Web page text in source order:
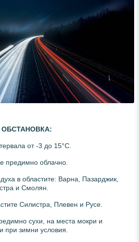
от -3 до 15°С.
предимно облачно.
в областите: Варна, Пазарджик,
и Смолян.
Силистра, Плевен и Русе.
сухи, на места мокри и
при зимни условия.